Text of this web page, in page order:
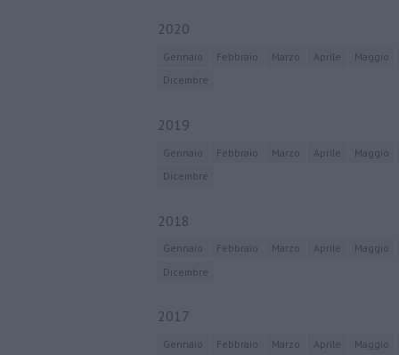
2020
Gennaio Febbraio Marzo Aprile Maggio
Dicembre
2019
Gennaio Febbraio Marzo Aprile Maggio
Dicembre
2018
Gennaio Febbraio Marzo Aprile Maggio
Dicembre
2017
Gennaio Febbraio Marzo Aprile Maggio